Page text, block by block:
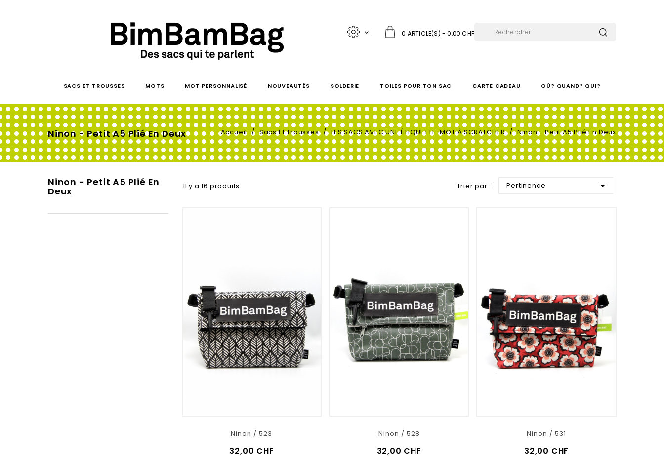
0 ARTICLE(S) - 0,00 CHF

SACS ET TROUSSES MOTS MOT PERSONNALISÉ NOUVEAUTÉS SOLDERIE TOILES POUR TON SAC CARTE CADEAU OÙ? QUAND? QUI?
Ninon - Petit A5 Plié En Deux Accueil Sacs Et Trousses LES SACS AVEC UNE ÉTIQUETTE-MOT À SCRATCHER Ninon - Petit A5 Plié En Deux
Ninon - Petit A5 Plié En
Deux Il y a 16 produits. Trier par : Pertinence 
Ninon / 523
32,00 CHF
Ninon / 528
32,00 CHF
Ninon / 531
32,00 CHF